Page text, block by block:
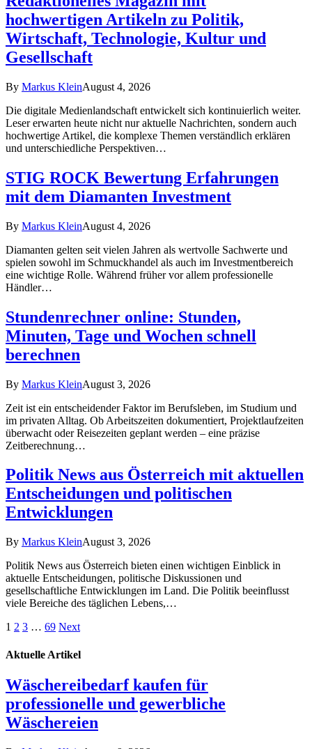
hochwertigen Artikeln zu Politik,
Wirtschaft, Technologie, Kultur und
Gesellschaft
By Markus KleinAugust 4, 2026
Die digitale Medienlandschaft entwickelt sich kontinuierlich weiter.
Leser erwarten heute nicht nur aktuelle Nachrichten, sondern auch
hochwertige Artikel, die komplexe Themen verständlich erklären
und unterschiedliche Perspektiven…
STIG ROCK Bewertung Erfahrungen
mit dem Diamanten Investment
By Markus KleinAugust 4, 2026
Diamanten gelten seit vielen Jahren als wertvolle Sachwerte und
spielen sowohl im Schmuckhandel als auch im Investmentbereich
eine wichtige Rolle. Während früher vor allem professionelle
Händler…
Stundenrechner online: Stunden,
Minuten, Tage und Wochen schnell
berechnen
By Markus KleinAugust 3, 2026
Zeit ist ein entscheidender Faktor im Berufsleben, im Studium und
im privaten Alltag. Ob Arbeitszeiten dokumentiert, Projektlaufzeiten
überwacht oder Reisezeiten geplant werden – eine präzise
Zeitberechnung…
Politik News aus Österreich mit aktuellen
Entscheidungen und politischen
Entwicklungen
By Markus KleinAugust 3, 2026
Politik News aus Österreich bieten einen wichtigen Einblick in
aktuelle Entscheidungen, politische Diskussionen und
gesellschaftliche Entwicklungen im Land. Die Politik beeinflusst
viele Bereiche des täglichen Lebens,…
1 2 3 … 69 Next
Aktuelle Artikel
Wäschereibedarf kaufen für
professionelle und gewerbliche
Wäschereien